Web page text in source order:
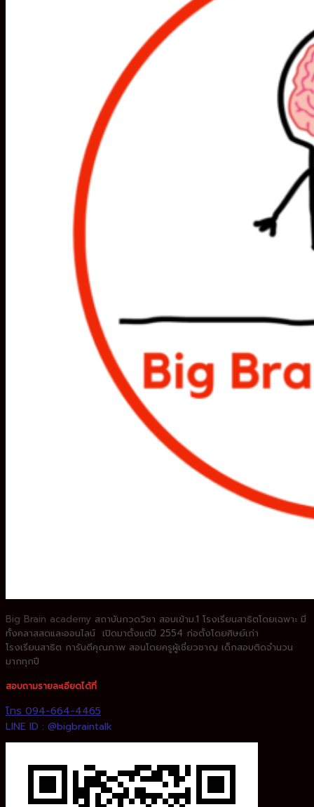
Big Brain academy สถาบันกวดวิชา สอบเข้าม.1 โรงเรียนสาธิตโดยเฉพาะ มี
ทั้งคลาสสดและออนไลน์ เปิดมาตั้งแต่ปี 2554 ก่อตั้งโดยศิษย์เก่า
โรงเรียนสาธิต การันตีคุณภาพ สอนโดยครูผู้เชี่ยวชาญ เด็กสอบติดจำนวน
มากทุกปี
สอบถามรายละเอียดได้ที่
โทร 094-664-4465
LINE ID : @bigbraintalk